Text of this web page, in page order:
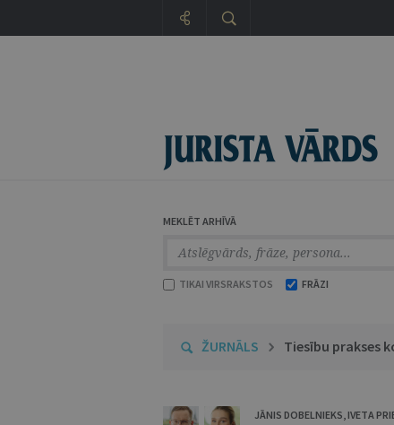
MEKLĒT ARHĪVĀ
TIKAI VIRSRAKSTOS FRĀZI
ŽURNĀLS Tiesību prakses
JĀNIS DOBELNIEKS,IVETA